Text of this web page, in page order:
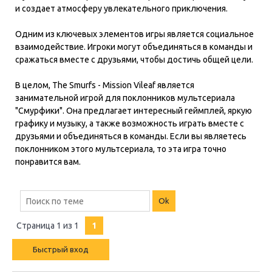
и создает атмосферу увлекательного приключения.
Одним из ключевых элементов игры является социальное
взаимодействие. Игроки могут объединяться в команды и
сражаться вместе с друзьями, чтобы достичь общей цели.
В целом, The Smurfs - Mission Vileaf является
занимательной игрой для поклонников мультсериала
"Смурфики". Она предлагает интересный геймплей, яркую
графику и музыку, а также возможность играть вместе с
друзьями и объединяться в команды. Если вы являетесь
поклонником этого мультсериала, то эта игра точно
понравится вам.
Страница 1 из 1 1